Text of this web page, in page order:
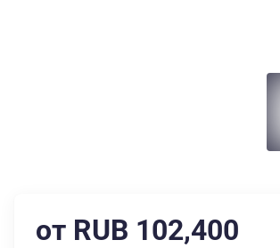
от RUB 102,400